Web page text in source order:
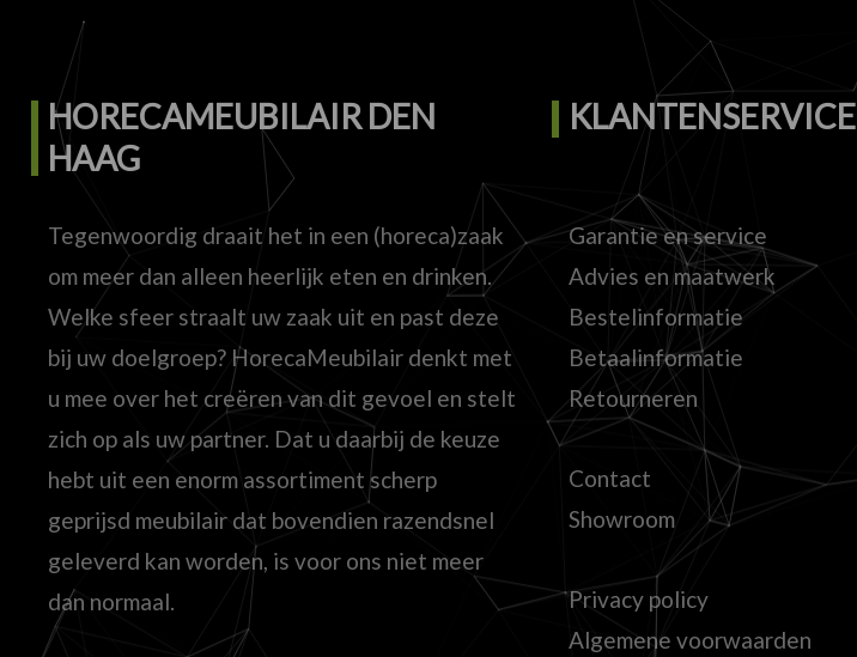
HORECAMEUBILAIR DEN
HAAG
Tegenwoordig draait het in een (horeca)zaak
om meer dan alleen heerlijk eten en drinken.
Welke sfeer straalt uw zaak uit en past deze
bij uw doelgroep? HorecaMeubilair denkt met
u mee over het creëren van dit gevoel en stelt
zich op als uw partner. Dat u daarbij de keuze
hebt uit een enorm assortiment scherp
geprijsd meubilair dat bovendien razendsnel
geleverd kan worden, is voor ons niet meer
dan normaal.
KLANTENSERVICE
Garantie en service
Advies en maatwerk
Bestelinformatie
Betaalinformatie
Retourneren
Contact
Showroom
Privacy policy
Algemene voorwaarden